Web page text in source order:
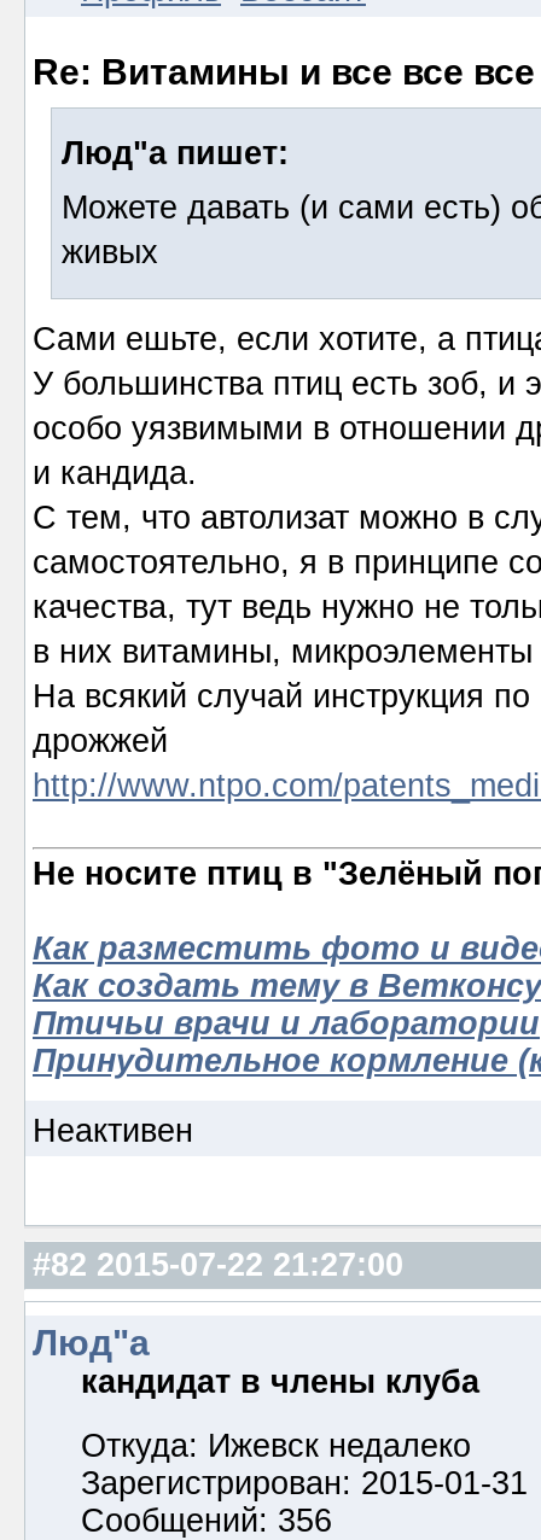
Re: Витамины и все все все
Люд"а пишет:
Можете давать (и сами есть)
живых
Сами ешьте, если хотите, а
У большинства птиц есть зоб, и
особо уязвимыми в отношении
и кандида.
С тем, что автолизат можно в
самостоятельно, я в принципе
качества, тут ведь нужно не
в них витамины,
На всякий случай инструкция
дрожжей
http://www.ntpo.com/
Не носите птиц в "Зелёный
Как разместить фото и
Как создать тему в
Птичьи врачи и лаборатории
Принудительное кормление
Неактивен
#82 2015-07-22 21:27:00
Люд"а
кандидат в члены клуба
Откуда: Ижевск недалеко
Зарегистрирован: 2015-01-31
Сообщений: 356